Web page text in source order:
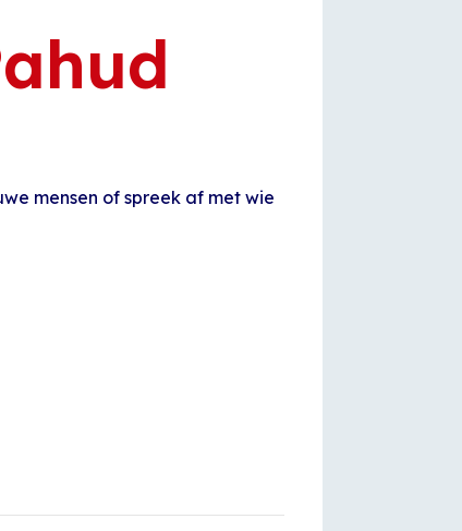
mensen of spreek af met wie